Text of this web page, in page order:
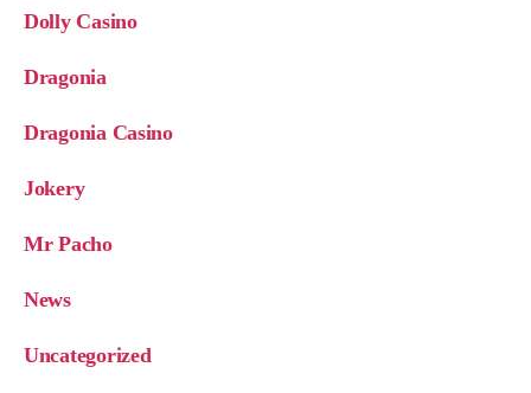
Dolly Casino
Dragonia
Dragonia Casino
Jokery
Mr Pacho
News
Uncategorized